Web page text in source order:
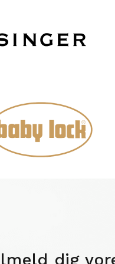
dig